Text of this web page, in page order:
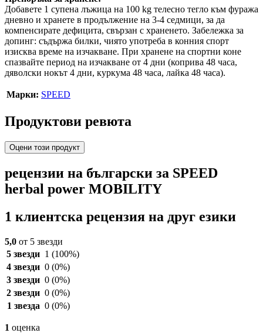
Добавете 1 супена лъжица на 100 kg телесно тегло към фуража
дневно и хранете в продължение на 3-4 седмици, за да
компенсирате дефицита, свързан с храненето. Забележка за
допинг: съдържа билки, чиято употреба в конния спорт
изисква време на изчакване. При хранене на спортни коне
спазвайте период на изчакване от 4 дни (коприва 48 часа,
дяволски нокът 4 дни, куркума 48 часа, лайка 48 часа).
Марки: SPEED
Продуктови ревюта
Оцени този продукт
рецензии на български за SPEED
herbal power MOBILITY
1 клиентска рецензия на друг езики
5,0 от 5 звезди
5 звезди 1 (100%)
4 звезди 0 (0%)
3 звезди 0 (0%)
2 звезди 0 (0%)
1 звезда 0 (0%)
1 оценка